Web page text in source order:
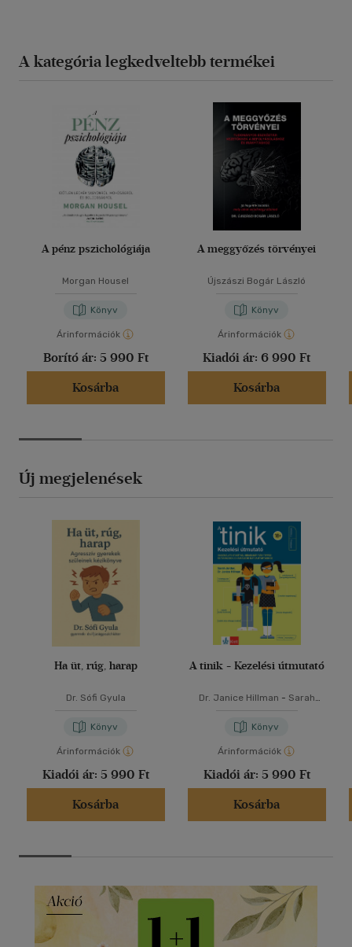
A kategória legkedveltebb termékei
A pénz pszichológiája
Morgan Housel
Könyv
Árinformációk
Borító ár: 5 990 Ft
Kosárba
A meggyőzés törvényei
Újszászi Bogár László
Könyv
Árinformációk
Kiadói ár: 6 990 Ft
Kosárba
Új megjelenések
Ha üt, rúg, harap
Dr. Sófi Gyula
Könyv
Árinformációk
Kiadói ár: 5 990 Ft
Kosárba
A tinik - Kezelési útmutató
Dr. Janice Hillman - Sarah
Könyv
Árinformációk
Kiadói ár: 5 990 Ft
Kosárba